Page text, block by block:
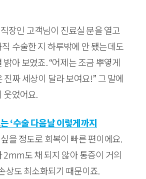
장인 고객님이 진료실 문을 열고
수술한 지 하루밖에 안 됐는데도
아 보였죠. “어제는 조금 뿌옇게
진짜 세상이 달라 보여요!” 그 말에
웃었어요.
는 ‘수술 다음날 이렇게까지
싶을 정도로 회복이 빠른 편이에요.
2mm도 채 되지 않아 통증이 거의
상도 최소화되기 때문이죠.